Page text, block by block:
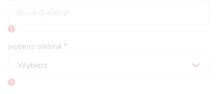
wybierz oddział*
Wybierz